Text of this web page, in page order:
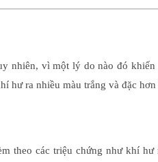
nhiên, vì một lý do nào đó khiến
hư ra nhiều màu trắng và đặc
theo các triệu chứng như khí hư